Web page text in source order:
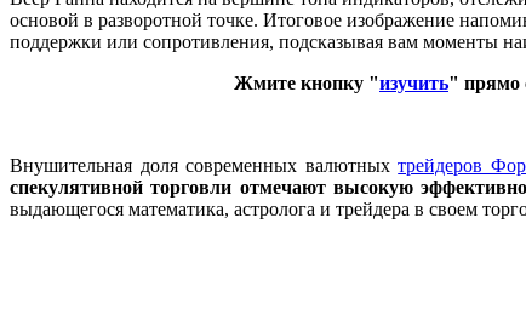
основой в разворотной точке. Итоговое изображение
поддержки или сопротивления, подсказывая вам моменты
Жмите кнопку "изучить" прямо
Внушительная доля современных валютныхтрейдеров
спекулятивной торговли отмечают высокую
выдающегося математика, астролога и трейдера в своем